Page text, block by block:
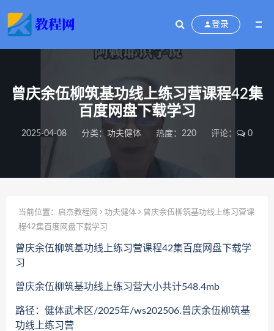
登录
曾庆余伍柳筑基功线上练习营课程42集
百度网盘下载学习
2025-04-08 分类： 功夫健体 热度：220 评论： 0
当前位置： 启杰教程网 功夫健体
曾庆余伍柳筑基功线上练习营课
程42集百度网盘下载学习
曾庆余伍柳筑基功线上练习营课程42集百度网盘下载学
习
曾庆余伍柳筑基功线上练习营大小共计548.4mb
路径：健体武术区/2025年/ws202506.曾庆余伍柳筑基
功线上练习营